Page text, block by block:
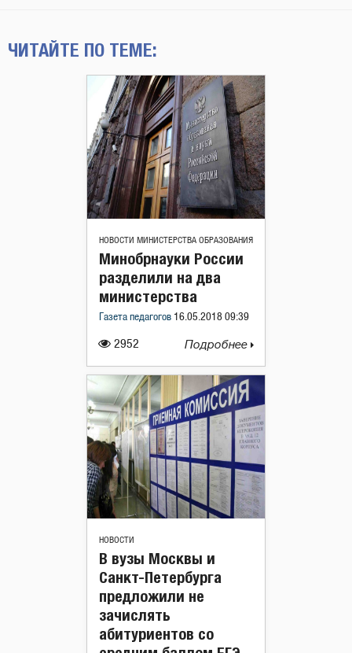
ЧИТАЙТЕ ПО ТЕМЕ:
НОВОСТИ МИНИСТЕРСТВА ОБРАЗОВАНИЯ
2952
Минобрнауки России
разделили на два
министерства
Газета педагогов 16.05.2018 09:39
Подробнее
НОВОСТИ
В вузы Москвы и
Санкт-Петербурга
предложили не
зачислять
абитуриентов со